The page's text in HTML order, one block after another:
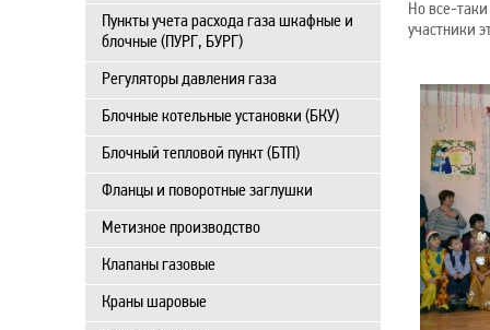
Пункты учета расхода газа шкафные и
блочные (ПУРГ, БУРГ)
Регуляторы давления газа
Блочные котельные установки (БКУ)
Блочный тепловой пункт (БТП)
Фланцы и поворотные заглушки
Метизное производство
Клапаны газовые
Краны шаровые
Но все-
участники